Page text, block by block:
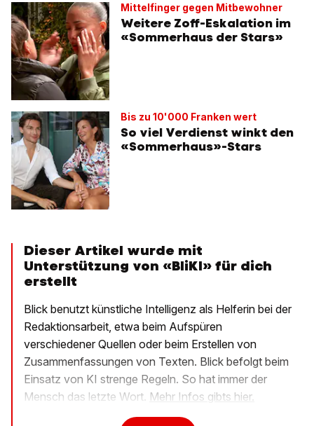
Mittelfinger gegen Mitbewohner
Weitere Zoff-Eskalation im
«Sommerhaus der Stars»
Bis zu 10'000 Franken wert
So viel Verdienst winkt den
«Sommerhaus»-Stars
Dieser Artikel wurde mit
Unterstützung von «BliKI» für dich
erstellt
Blick benutzt künstliche Intelligenz als Helferin bei der
Redaktionsarbeit, etwa beim Aufspüren
verschiedener Quellen oder beim Erstellen von
Zusammenfassungen von Texten. Blick befolgt beim
Einsatz von KI strenge Regeln. So hat immer der
Mensch das letzte Wort. Mehr Infos gibts hier.